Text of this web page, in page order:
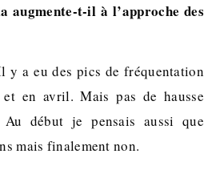
augmente-t-il à l’approche des
a eu des pics de fréquentation
en avril. Mais pas de hausse
Au début je pensais aussi que
mais finalement non.